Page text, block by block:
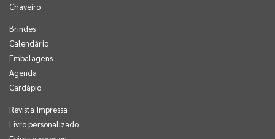
Chaveiro
Brindes
Calendário
Embalagens
Agenda
Cardápio
Revista Impressa
Livro personalizado